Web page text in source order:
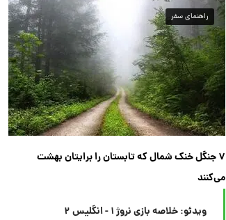
راهنمای سفر
۷ جنگل خنک شمال که تابستان را برایتان بهشت
می‌کنند
ویدئو: خلاصه بازی نروژ ۱ - انگلیس ۲